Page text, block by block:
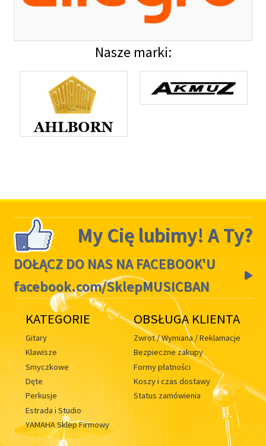
Nasze marki:
My Cię lubimy! A Ty?
DOŁĄCZ DO NAS NA FACEBOOK'U
facebook.com/SklepMUSICBAN
KATEGORIE
Gitary
Klawisze
Smyczkowe
Dęte
Perkusje
Estrada i Studio
YAMAHA Sklep Firmowy
OBSŁUGA KLIENTA
Zwrot / Wymiana / Reklamacje
Bezpieczne zakupy
Formy płatności
Koszy i czas dostawy
Status zamówienia